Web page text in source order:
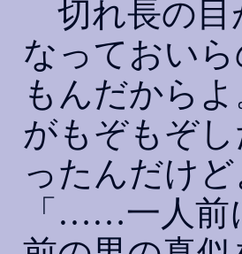
切れ長の目
なっておい
もんだから
がもぞもぞ
ったんだけ
「……一人前